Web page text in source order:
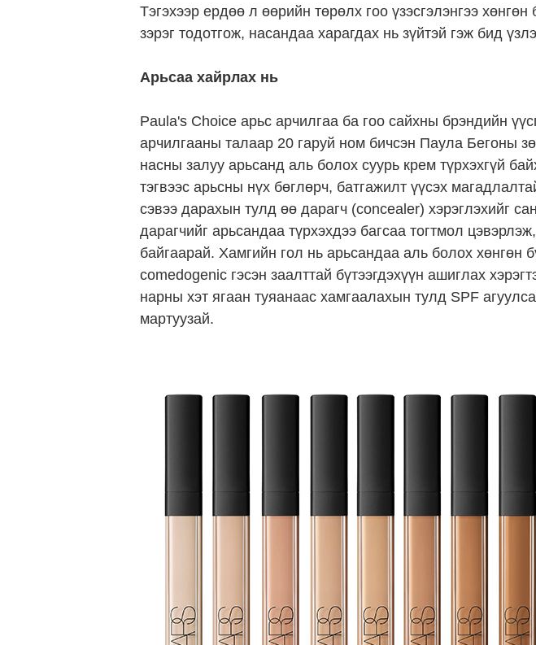
Тэгэхээр ердөө л өөрийн төрөлх гоо үзэсгэлэнгээ
зэрэг тодотгож, насандаа харагдах нь зүйтэй гэж бид
Арьсаа хайрлах нь
Paula's Choice арьс арчилгаа ба гоо сайхны брэндийн
арчилгааны талаар 20 гаруй ном бичсэн Паула Бегоны
насны залуу арьсанд аль болох суурь крем түрхэхгүй
тэгвээс арьсны нүх бөглөрч, батгажилт үүсэх
сэвээ дарахын тулд өө дарагч (concealer) хэрэглэхийг
дарагчийг арьсандаа түрхэхдээ багсаа тогтмол
байгаарай. Хамгийн гол нь арьсандаа аль болох хөнгөн
comedogenic гэсэн заалттай бүтээгдэхүүн ашиглах
нарны хэт ягаан туяанаас хамгаалахын тулд SPF
мартуузай.